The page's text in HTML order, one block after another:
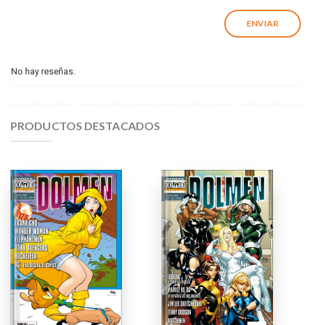
No hay reseñas.
PRODUCTOS DESTACADOS